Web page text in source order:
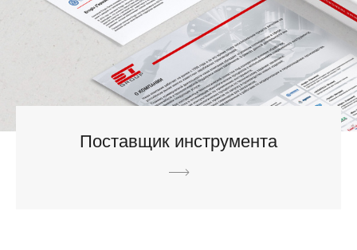
Поставщик инструмента